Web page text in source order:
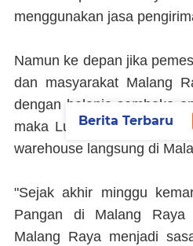
menggunakan jasa
Namun ke depan jika
dan masyarakat Malang
dengan belanja sembako
maka Lumbung Pangan
warehouse langsung di
"Sejak akhir minggu
Pangan di Malang Raya
Malang Raya menjadi
Berita Terbaru